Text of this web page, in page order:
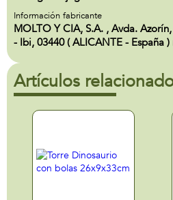
Información fabricante
MOLTO Y CIA, S.A. , Avda.
- Ibi, 03440 ( ALICANTE - España
Artículos